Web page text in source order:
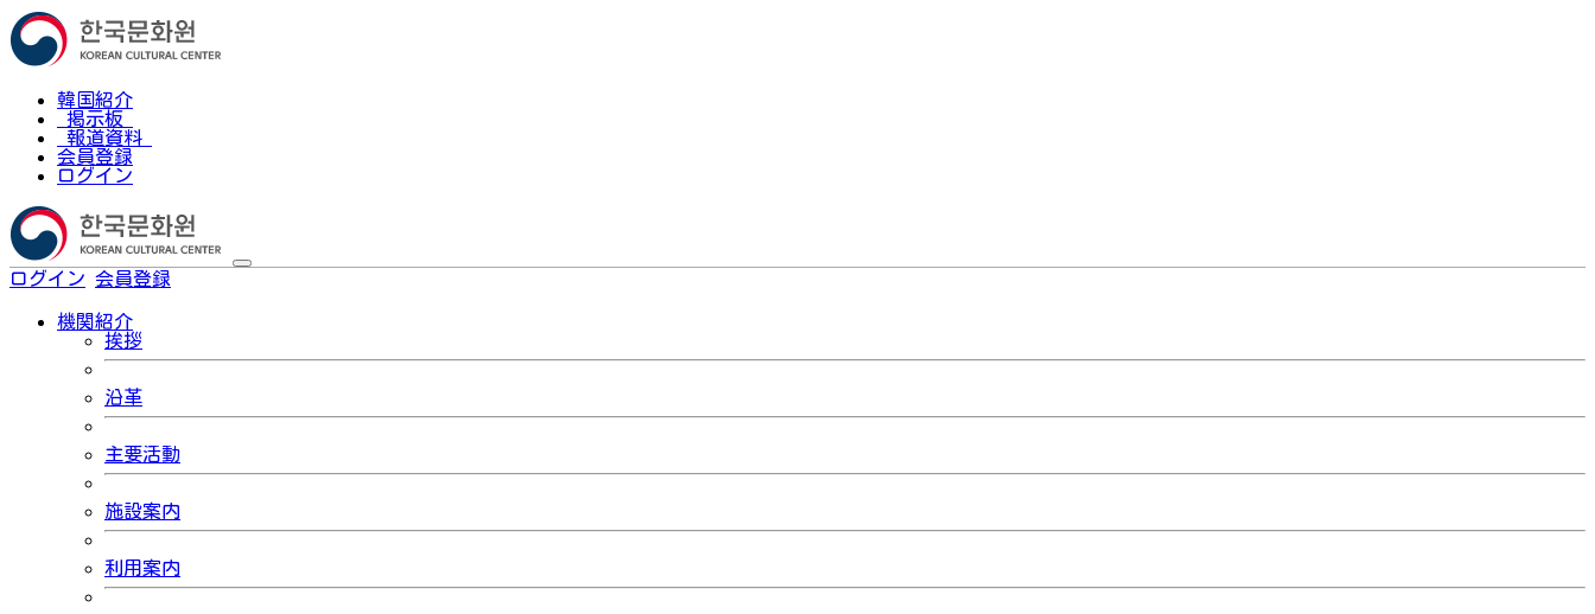
韓国紹介
掲示板
報道資料
会員登録
ログイン
ログイン 会員登録
機関紹介
挨拶
沿革
主要活動
施設案内
利用案内